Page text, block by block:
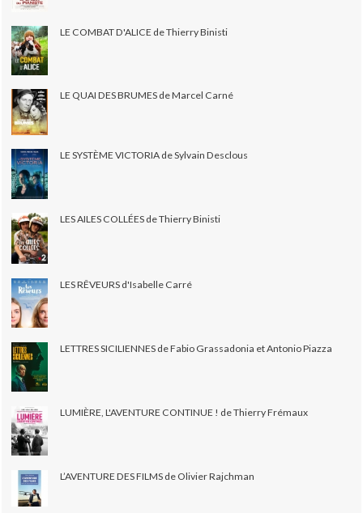
LE COMBAT D'ALICE de Thierry Binisti
LE QUAI DES BRUMES de Marcel Carné
LE SYSTÈME VICTORIA de Sylvain Desclous
LES AILES COLLÉES de Thierry Binisti
LES RÊVEURS d'Isabelle Carré
LETTRES SICILIENNES de Fabio Grassadonia et Antonio Piazza
LUMIÈRE, L'AVENTURE CONTINUE ! de Thierry Frémaux
L’AVENTURE DES FILMS de Olivier Rajchman